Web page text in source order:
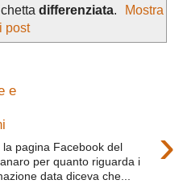
differenziata.
Mostra
post
e
›
la pagina Facebook del
per quanto riguarda i
data diceva che...